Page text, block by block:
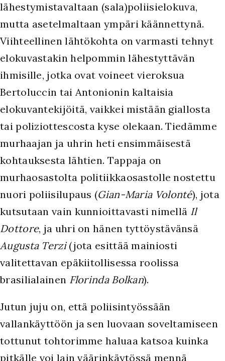
lähestymistavaltaan (sala)poliisielokuva,
mutta asetelmaltaan ympäri käännettynä.
Viihteellinen lähtökohta on varmasti tehnyt
elokuvastakin helpommin lähestyttävän
ihmisille, jotka ovat voineet vieroksua
Bertoluccin tai Antonionin kaltaisia
elokuvantekijöitä, vaikkei mistään giallosta
tai poliziottescosta kyse olekaan. Tiedämme
murhaajan ja uhrin heti ensimmäisestä
kohtauksesta lähtien. Tappaja on
murhaosastolta politiikkaosastolle nostettu
nuori poliisilupaus (Gian-Maria Volonté), jota
kutsutaan vain kunnioittavasti nimellä Il
Dottore, ja uhri on hänen tyttöystävänsä
Augusta Terzi(jota esittää mainiosti
valitettavan epäkiitollisessa roolissa
brasilialainen Florinda Bolkan).
Jutun juju on, että poliisintyössään
vallankäyttöön ja sen luovaan soveltamiseen
tottunut tohtorimme haluaa katsoa kuinka
pitkälle voi lain väärinkäytössä mennä